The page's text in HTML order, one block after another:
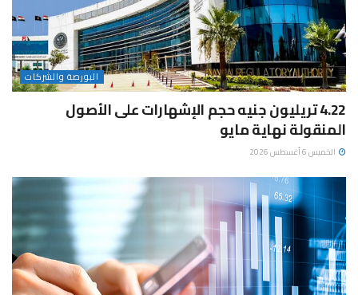
البورصة والشركات
4.22 تريليون جنيه حجم الإشهارات على الأصول
المنقولة نهاية مايو
الخميس 6 أغسطس 2026